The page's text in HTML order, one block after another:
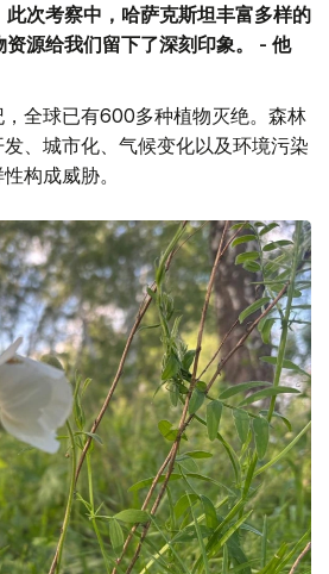
此次考察中，哈萨克斯坦丰富多样的
资源给我们留下了深刻印象。 - 他
全球已有600多种植物灭绝。森林
、城市化、气候变化以及环境污染
构成威胁。